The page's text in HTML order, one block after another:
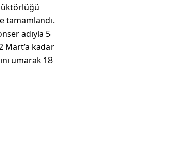
tamamlandı.
adıyla 5
Mart’a kadar
umarak 18